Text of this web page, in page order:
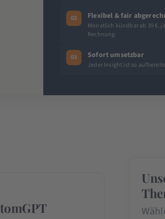
02 Flexibel & fair
Monatlich kündbar ab 39 €,
Rechnung.
03 Sofort umsetzbar
Jeder Insight ist so